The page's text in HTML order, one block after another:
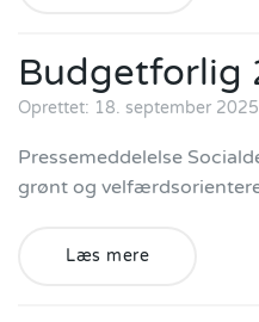
Budgetforlig
Oprettet: 18. september 2025
Pressemeddelelse
grønt og
Læs mere